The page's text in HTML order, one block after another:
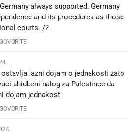
always supported. Germany
and its procedures as those
courts. /2
ostavlja lazni dojam o jednakosti zato
uhidbeni nalog za Palestince da
dojam jednakosti